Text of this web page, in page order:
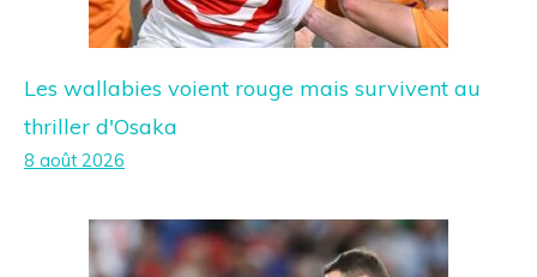
Les wallabies voient rouge mais survivent au
thriller d'Osaka
8 août 2026